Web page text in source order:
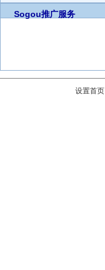
Sogou推广服务
设置首页